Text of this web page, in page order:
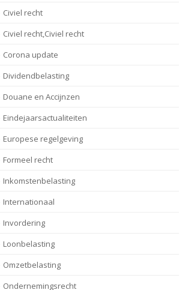
Civiel recht
Civiel recht,Civiel recht
Corona update
Dividendbelasting
Douane en Accijnzen
Eindejaarsactualiteiten
Europese regelgeving
Formeel recht
Inkomstenbelasting
Internationaal
Invordering
Loonbelasting
Omzetbelasting
Ondernemingsrecht